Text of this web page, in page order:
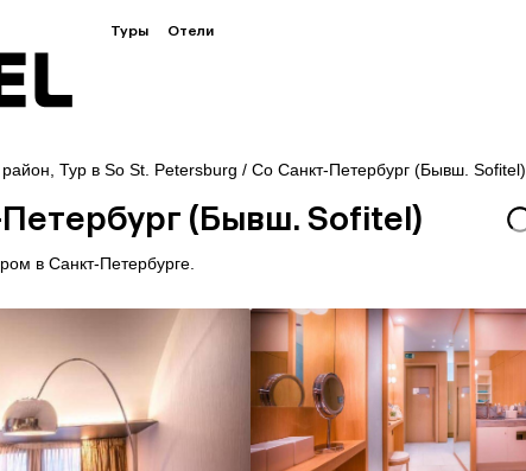
Туры Отели
Тур в So St. Petersburg / Со Санкт-Петербург (Бывш. Sofitel)
(Бывш. Sofitel)
в Санкт-Петербурге.